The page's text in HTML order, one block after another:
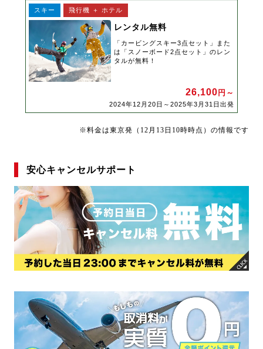
スキー 飛行機 ＋ ホテル
レンタル無料
「カービングスキー3点セット」また
は「スノーボード2点セット」のレン
タルが無料！
26,100 円～
2024年12月20日～2025年3月31日出発
※料金は東京発（12月13日10時時点）の情報です
安心キャンセルサポート